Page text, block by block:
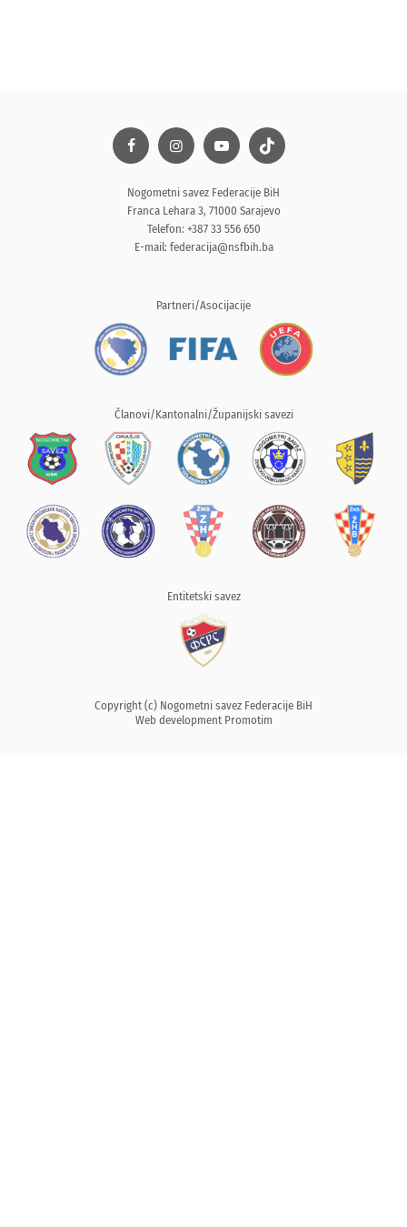
Nogometni savez Federacije BiH
Franca Lehara 3, 71000 Sarajevo
Telefon: +387 33 556 650
E-mail: federacija@nsfbih.ba
Partneri/Asocijacije
Članovi/Kantonalni/Županijski savezi
Entitetski savez
Copyright (c) Nogometni savez Federacije BiH
Web development Promotim